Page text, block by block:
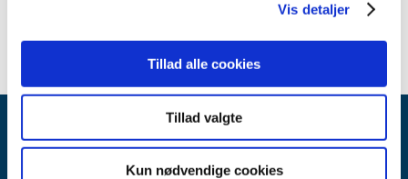
Vis detaljer
Tillad alle cookies
Tillad valgte
Kun nødvendige cookies